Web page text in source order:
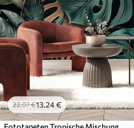
22.07€13.24€